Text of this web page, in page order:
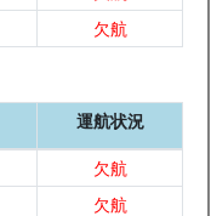
欠航
運航状況
欠航
欠航